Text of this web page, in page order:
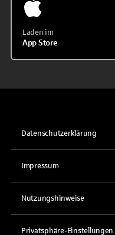
Laden im
App Store
Datenschutzerklärung
Impressum
Nutzungshinweise
Privatsphäre-Einstellungen